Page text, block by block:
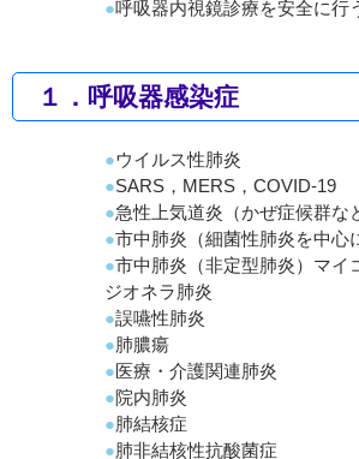
呼吸器内視鏡診療を安全に行
１．呼吸器感染症
ウイルス性肺炎
SARS，MERS，COVID-19
急性上気道炎（かぜ症候群な
市中肺炎（細菌性肺炎を中心
市中肺炎（非定型肺炎）マイ
ジオネラ肺炎
誤嚥性肺炎
肺膿瘍
医療・介護関連肺炎
院内肺炎
肺結核症
肺非結核性抗酸菌症